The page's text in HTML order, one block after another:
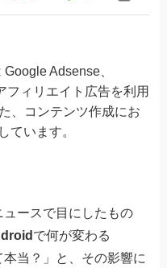
Adsense、
フィリエイト広告を利用
、コンテンツ作成にお
ています。
ースで目にしたもの
で何が変わる
当？」と、その影響に